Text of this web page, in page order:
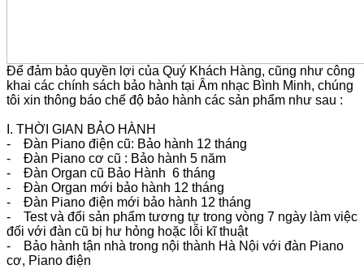
Để đảm bảo quyền lợi của Quý Khách Hàng, cũng như công
khai các chính sách bảo hành tại Âm nhạc Bình Minh, chúng
tôi xin thông báo chế độ bảo hành các sản phẩm như sau :
I. THỜI GIAN BẢO HÀNH
- Đàn Piano điện cũ: Bảo hành 12 tháng
- Đàn Piano cơ cũ : Bảo hành 5 năm
- Đàn Organ cũ Bảo Hành 6 tháng
- Đàn Organ mới bảo hành 12 tháng
- Đàn Piano điện mới bảo hành 12 tháng
- Test và đổi sản phẩm tương tự trong vòng 7 ngày làm việc
đối với đàn cũ bị hư hỏng hoặc lỗi kĩ thuật
- Bảo hành tận nhà trong nội thành Hà Nội với đàn Piano
cơ, Piano điện